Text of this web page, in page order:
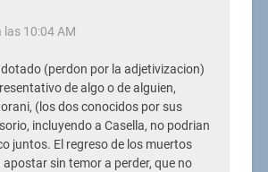
10:04 AM
(perdon por la adjetivizacion)
de algo o de alguien,
(los dos conocidos por sus
incluyendo a Casella, no podrian
juntos. El regreso de los muertos
apostar sin temor a perder, que no